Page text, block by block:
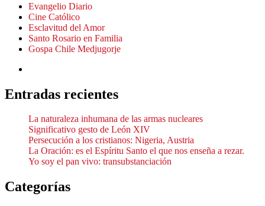
Evangelio Diario
Cine Católico
Esclavitud del Amor
Santo Rosario en Familia
Gospa Chile Medjugorje
Entradas recientes
La naturaleza inhumana de las armas nucleares
Significativo gesto de León XIV
Persecución a los cristianos: Nigeria, Austria
La Oración: es el Espíritu Santo el que nos enseña a rezar.
Yo soy el pan vivo: transubstanciación
Categorías